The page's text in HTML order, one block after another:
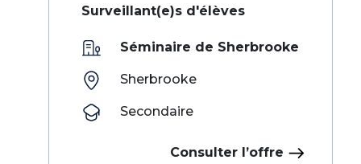
Surveillant(e)s d'élèves
Séminaire de Sherbrooke
Sherbrooke
Secondaire
Consulter l’offre